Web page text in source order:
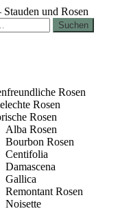
Suchen
Rosen
Rosen
Rosen
Alba Rosen
Bourbon Rosen
Centifolia
Damascena
Gallica
Remontant Rosen
Noisette